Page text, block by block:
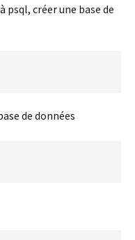
créer une base de
de données